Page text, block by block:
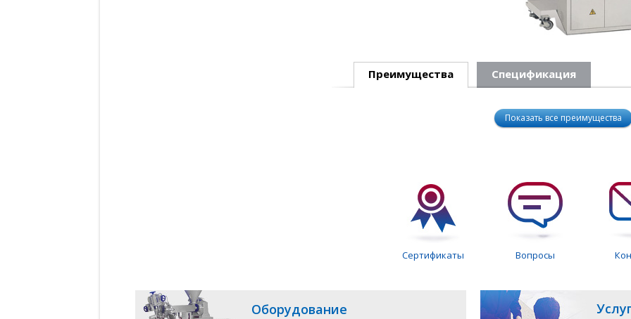
Преимущества Спецификация
Показать все преимущества
Сертификаты Вопросы
Оборудование